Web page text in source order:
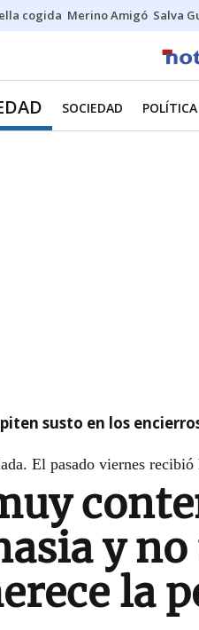
cogida Merino Amigó Salva
SOCIEDAD POLÍTICA
susto en los
El pasado viernes recibió
y
la